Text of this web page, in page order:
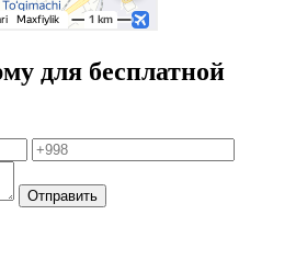
для бесплатной
Отправить